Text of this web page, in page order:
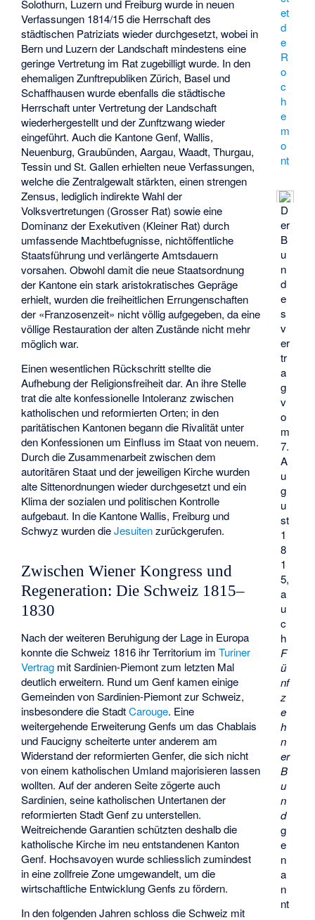
et
d
e
R
o
c
h
e
m
o
nt
D
er
B
u
n
d
e
s
v
er
tr
a
g
v
o
m
7.
A
u
g
u
st
1
8
1
5,
a
u
c
h
F
ü
nf
z
e
h
n
er
B
u
n
d
g
e
n
a
n
nt
Solothurn, Luzern und Freiburg wurde in neuen
Verfassungen 1814/15 die Herrschaft des
städtischen Patriziats wieder durchgesetzt, wobei in
Bern und Luzern der Landschaft mindestens eine
geringe Vertretung im Rat zugebilligt wurde. In den
ehemaligen Zunftrepubliken Zürich, Basel und
Schaffhausen wurde ebenfalls die städtische
Herrschaft unter Vertretung der Landschaft
wiederhergestellt und der Zunftzwang wieder
eingeführt. Auch die Kantone Genf, Wallis,
Neuenburg, Graubünden, Aargau, Waadt, Thurgau,
Tessin und St. Gallen erhielten neue Verfassungen,
welche die Zentralgewalt stärkten, einen strengen
Zensus, lediglich indirekte Wahl der
Volksvertretungen (Grosser Rat) sowie eine
Dominanz der Exekutiven (Kleiner Rat) durch
umfassende Machtbefugnisse, nichtöffentliche
Staatsführung und verlängerte Amtsdauern
vorsahen. Obwohl damit die neue Staatsordnung
der Kantone ein stark aristokratisches Gepräge
erhielt, wurden die freiheitlichen Errungenschaften
der «Franzosenzeit» nicht völlig aufgegeben, da eine
völlige Restauration der alten Zustände nicht mehr
möglich war.
Einen wesentlichen Rückschritt stellte die
Aufhebung der Religionsfreiheit dar. An ihre Stelle
trat die alte konfessionelle Intoleranz zwischen
katholischen und reformierten Orten; in den
paritätischen Kantonen begann die Rivalität unter
den Konfessionen um Einfluss im Staat von neuem.
Durch die Zusammenarbeit zwischen dem
autoritären Staat und der jeweiligen Kirche wurden
alte Sittenordnungen wieder durchgesetzt und ein
Klima der sozialen und politischen Kontrolle
aufgebaut. In die Kantone Wallis, Freiburg und
Schwyz wurden dieJesuitenzurückgerufen.
Zwischen Wiener Kongress und
Regeneration: Die Schweiz 1815–
1830
Nach der weiteren Beruhigung der Lage in Europa
konnte die Schweiz 1816 ihr Territorium imTuriner
Vertrag mit Sardinien-Piemont zum letzten Mal
deutlich erweitern. Rund um Genf kamen einige
Gemeinden von Sardinien-Piemont zur Schweiz,
insbesondere die StadtCarouge. Eine
weitergehende Erweiterung Genfs um das Chablais
und Faucigny scheiterte unter anderem am
Widerstand der reformierten Genfer, die sich nicht
von einem katholischen Umland majorisieren lassen
wollten. Auf der anderen Seite zögerte auch
Sardinien, seine katholischen Untertanen der
reformierten Stadt Genf zu unterstellen.
Weitreichende Garantien schützten deshalb die
katholische Kirche im neu entstandenen Kanton
Genf. Hochsavoyen wurde schliesslich zumindest
in eine zollfreie Zone umgewandelt, um die
wirtschaftliche Entwicklung Genfs zu fördern.
In den folgenden Jahren schloss die Schweiz mit